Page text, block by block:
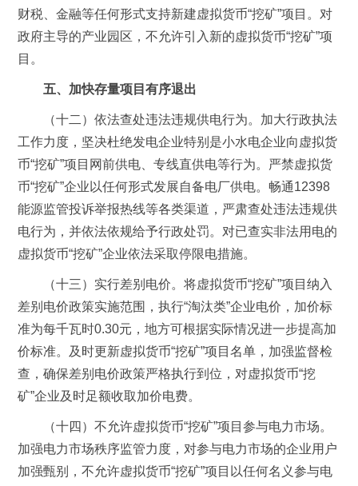
财税、金融等任何形式支持新建虚拟货币“挖矿”项目。对
政府主导的产业园区，不允许引入新的虚拟货币“挖矿”项
目。
五、加快存量项目有序退出
（十二）依法查处违法违规供电行为。加大行政执法
工作力度，坚决杜绝发电企业特别是小水电企业向虚拟货
币“挖矿”项目网前供电、专线直供电等行为。严禁虚拟货
币“挖矿”企业以任何形式发展自备电厂供电。畅通12398
能源监管投诉举报热线等各类渠道，严肃查处违法违规供
电行为，并依法依规给予行政处罚。对已查实非法用电的
虚拟货币“挖矿”企业依法采取停限电措施。
（十三）实行差别电价。将虚拟货币“挖矿”项目纳入
差别电价政策实施范围，执行“淘汰类”企业电价，加价标
准为每千瓦时0.30元，地方可根据实际情况进一步提高加
价标准。及时更新虚拟货币“挖矿”项目名单，加强监督检
查，确保差别电价政策严格执行到位，对虚拟货币“挖
矿”企业及时足额收取加价电费。
（十四）不允许虚拟货币“挖矿”项目参与电力市场。
加强电力市场秩序监管力度，对参与电力市场的企业用户
加强甄别，不允许虚拟货币“挖矿”项目以任何名义参与电